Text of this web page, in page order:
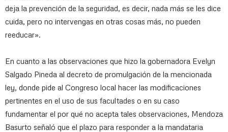
deja la prevención de la seguridad, es decir, nada más se les dice
cuida, pero no intervengas en otras cosas más, no pueden
reeducar».
En cuanto a las observaciones que hizo la gobernadora Evelyn
Salgado Pineda al decreto de promulgación de la mencionada
ley, donde pide al Congreso local hacer las modificaciones
pertinentes en el uso de sus facultades o en su caso
fundamentar el por qué no acepta tales observaciones, Mendoza
Basurto señaló que el plazo para responder a la mandataria